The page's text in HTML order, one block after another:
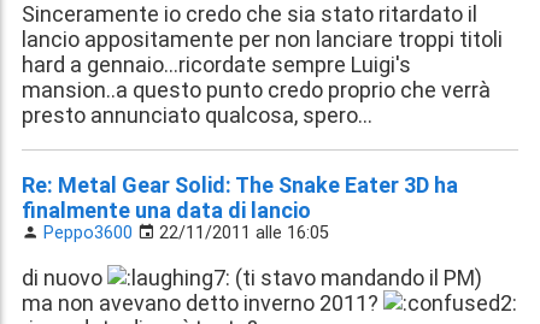
Sinceramente io credo che sia stato ritardato il
lancio appositamente per non lanciare troppi titoli
hard a gennaio...ricordate sempre Luigi's
mansion..a questo punto credo proprio che verrà
presto annunciato qualcosa, spero...
Re: Metal Gear Solid: The Snake Eater 3D ha
finalmente una data di lancio
Peppo3600 22/11/2011 alle 16:05
di nuovo
(ti stavo mandando il PM)
ma non avevano detto inverno 2011?